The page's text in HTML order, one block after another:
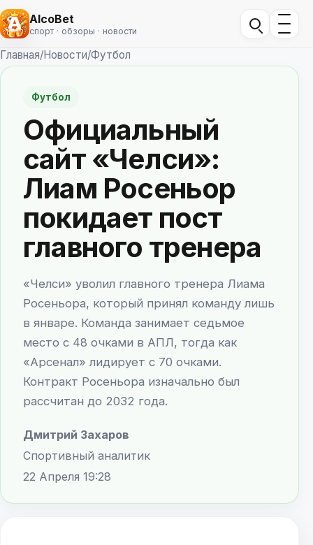
AlcoBet
спорт · обзоры · новости
Главная/Новости/Футбол
Футбол
Официальный
сайт «Челси»:
Лиам Росеньор
покидает пост
главного тренера
«Челси» уволил главного тренера Лиама
Росеньора, который принял команду лишь
в январе. Команда занимает седьмое
место с 48 очками в АПЛ, тогда как
«Арсенал» лидирует с 70 очками.
Контракт Росеньора изначально был
рассчитан до 2032 года.
Дмитрий Захаров
Спортивный аналитик
22 Апреля 19:28